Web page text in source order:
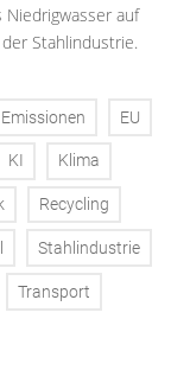
Niedrigwasser auf
Stahlindustrie.
Emissionen EU
KI Klima
Recycling
Stahlindustrie
Transport